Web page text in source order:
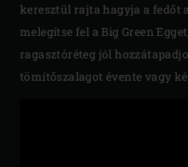
keresztül rajta hagyja a fedőt
melegítse fel a Big Green
ragasztóréteg jól
tömítőszalagot évente vagy